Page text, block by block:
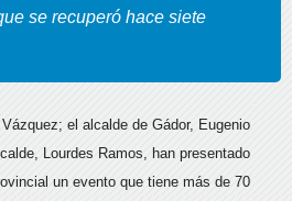
se recuperó hace siete
el alcalde de Gádor, Eugenio
Lourdes Ramos, han presentado
un evento que tiene más de 70